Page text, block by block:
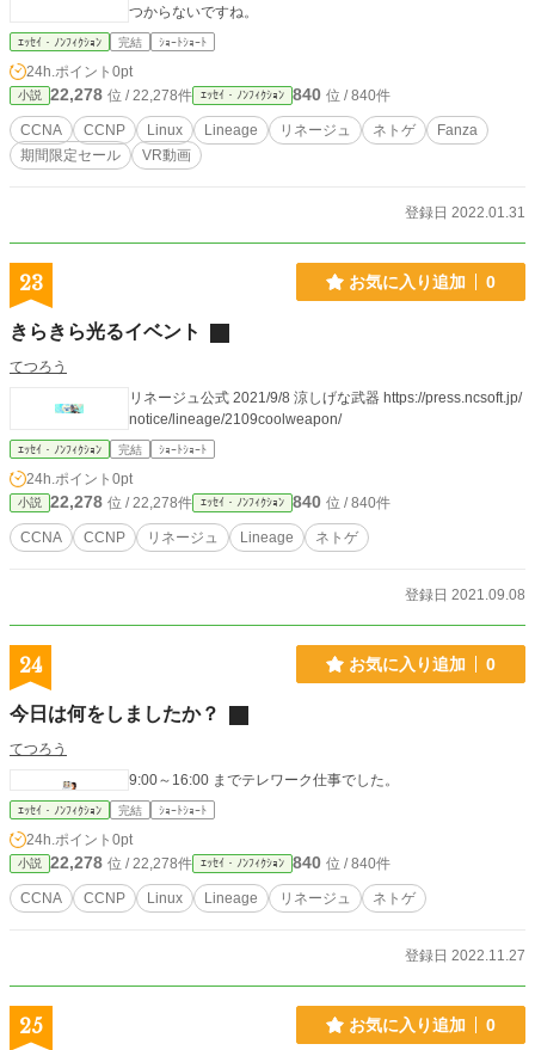
つからないですね。
ｴｯｾｲ・ﾉﾝﾌｨｸｼｮﾝ 完結 ｼｮｰﾄｼｮｰﾄ
24h.ポイント 0pt
小説 22,278 位 / 22,278件 ｴｯｾｲ・ﾉﾝﾌｨｸｼｮﾝ 840 位 / 840件
CCNA CCNP Linux Lineage リネージュ ネトゲ
Fanza
期間限定セール
VR動画
登録日 2022.01.31
23 お気に入り追加 0
きらきら光るイベント
てつろう
リネージュ公式 2021/9/8 涼しげな武器 https://press.ncsoft.jp/
notice/lineage/2109coolweapon/
ｴｯｾｲ・ﾉﾝﾌｨｸｼｮﾝ 完結 ｼｮｰﾄｼｮｰﾄ
24h.ポイント 0pt
小説 22,278 位 / 22,278件 ｴｯｾｲ・ﾉﾝﾌｨｸｼｮﾝ 840 位 / 840件
CCNA CCNP リネージュ Lineage ネトゲ
登録日 2021.09.08
24 お気に入り追加 0
今日は何をしましたか？
てつろう
9:00～16:00 までテレワーク仕事でした。
ｴｯｾｲ・ﾉﾝﾌｨｸｼｮﾝ 完結 ｼｮｰﾄｼｮｰﾄ
24h.ポイント 0pt
小説 22,278 位 / 22,278件 ｴｯｾｲ・ﾉﾝﾌｨｸｼｮﾝ 840 位 / 840件
CCNA CCNP Linux Lineage リネージュ ネトゲ
登録日 2022.11.27
25 お気に入り追加 0